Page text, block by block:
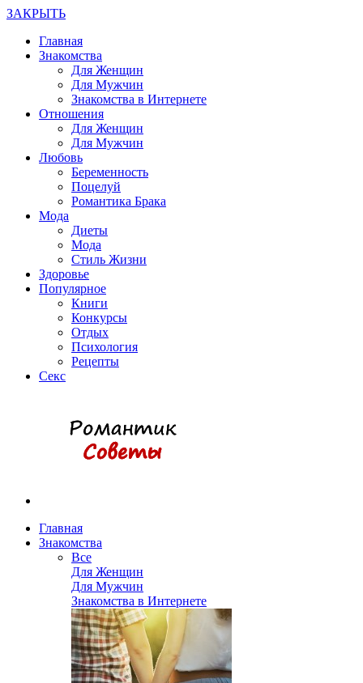
ЗАКРЫТЬ
Главная
Знакомства
Для Женщин
Для Мужчин
Знакомства в Интернете
Отношения
Для Женщин
Для Мужчин
Любовь
Беременность
Поцелуй
Романтика Брака
Мода
Диеты
Мода
Стиль Жизни
Здоровье
Популярное
Книги
Конкурсы
Отдых
Психология
Рецепты
Секс
Главная
Знакомства
Все
Для Женщин
Для Мужчин
Знакомства в Интернете